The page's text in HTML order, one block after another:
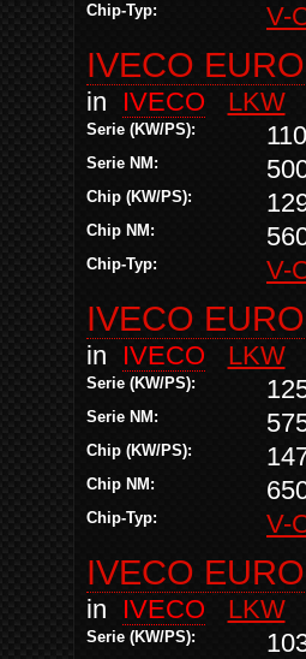
Chip-Typ: V-
IVECO
in IVECO LKW
Serie (KW/PS):
Serie NM:
Chip (KW/PS):
Chip NM:
Chip-Typ: V-
IVECO
in IVECO LKW
Serie (KW/PS):
Serie NM:
Chip (KW/PS):
Chip NM:
Chip-Typ: V-
IVECO
in IVECO LKW
Serie (KW/PS):